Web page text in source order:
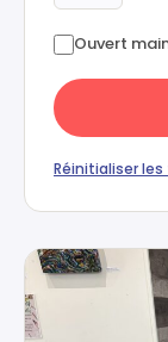
Ouvert
Réinitialiser